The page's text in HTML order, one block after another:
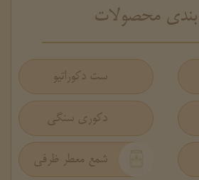
شمع معطر ظرفی
دکوری سنگی
ست دکوراتیو
محصولات